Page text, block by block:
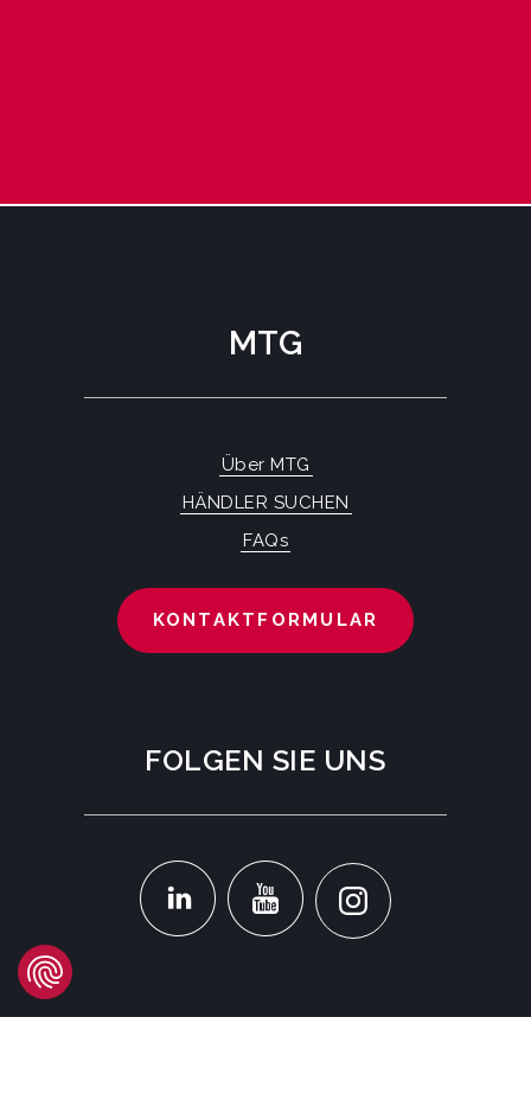
MTG
Über MTG
HÄNDLER SUCHEN
FAQs
KONTAKTFORMULAR
FOLGEN SIE UNS